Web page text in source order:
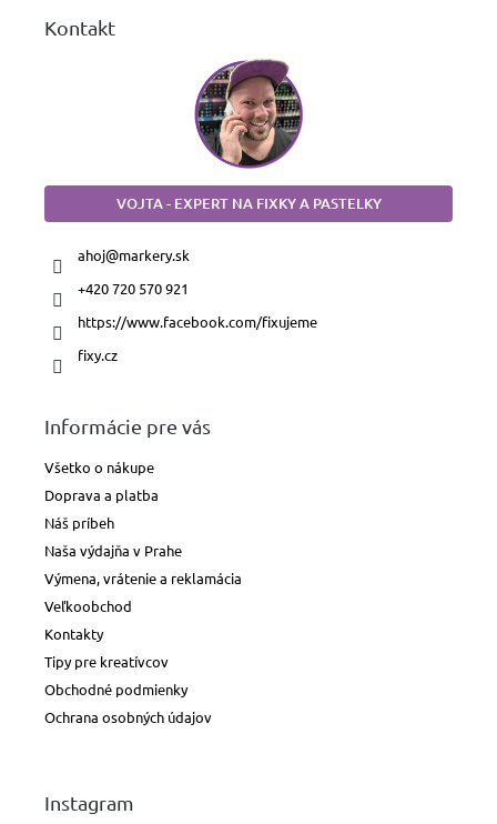
Kontakt
VOJTA - EXPERT NA FIXKY A PASTELKY
ahoj@markery.sk
+420 720 570 921
https://www.facebook.com/fixujeme
fixy.cz
Informácie pre vás
Všetko o nákupe
Doprava a platba
Náš príbeh
Naša výdajňa v Prahe
Výmena, vrátenie a reklamácia
Veľkoobchod
Kontakty
Tipy pre kreatívcov
Obchodné podmienky
Ochrana osobných údajov
Instagram